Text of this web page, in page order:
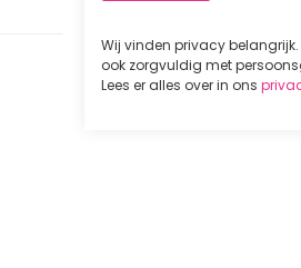
Wij vinden privacy
ook zorgvuldig met
Lees er alles over in ons